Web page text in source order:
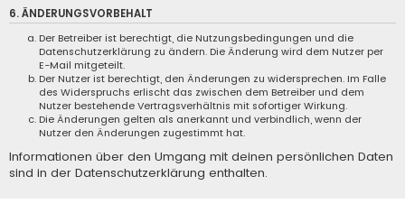
6. ÄNDERUNGSVORBEHALT
Der Betreiber ist berechtigt, die Nutzungsbedingungen und die
Datenschutzerklärung zu ändern. Die Änderung wird dem Nutzer per
E-Mail mitgeteilt.
Der Nutzer ist berechtigt, den Änderungen zu widersprechen. Im Falle
des Widerspruchs erlischt das zwischen dem Betreiber und dem
Nutzer bestehende Vertragsverhältnis mit sofortiger Wirkung.
Die Änderungen gelten als anerkannt und verbindlich, wenn der
Nutzer den Änderungen zugestimmt hat.
Informationen über den Umgang mit deinen persönlichen Daten
sind in der Datenschutzerklärung enthalten.